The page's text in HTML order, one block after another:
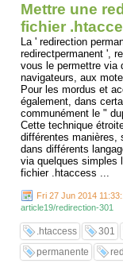
Mettre une
fichier
La ' redirection
redirectpermanent ',
vous le permettre via
navigateurs, aux
Pour les mordus et
également, dans
communément le "
Cette technique
différentes manières,
dans différents
via quelques simples
fichier .htaccess ...
Fri 27 Jun 2014
article19/redirection-301
.htaccess 301
permanente